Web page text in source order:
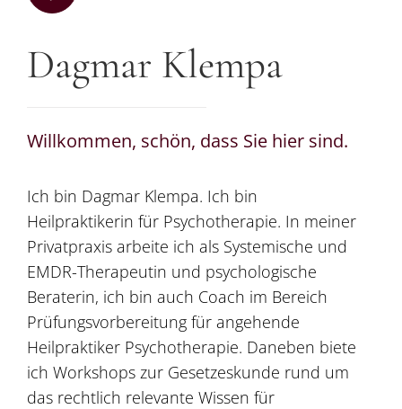
Dagmar Klempa
Willkommen, schön, dass Sie hier sind.
Ich bin Dagmar Klempa. Ich bin
Heilpraktikerin für Psychotherapie. In meiner
Privatpraxis arbeite ich als Systemische und
EMDR-Therapeutin und psychologische
Beraterin, ich bin auch Coach im Bereich
Prüfungsvorbereitung für angehende
Heilpraktiker Psychotherapie. Daneben biete
ich Workshops zur Gesetzeskunde rund um
das rechtlich relevante Wissen für